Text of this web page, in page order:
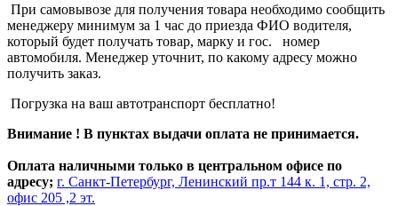
При самовывозе для получения товара необходимо сообщить
менеджеру минимум за 1 час до приезда ФИО водителя,
который будет получать товар, марку и гос. номер
автомобиля. Менеджер уточнит, по какому адресу можно
получить заказ.
Погрузка на ваш автотранспорт бесплатно!
Внимание ! В пунктах выдачи оплата не принимается.
Оплата наличными только в центральном офисе по
адресу; г. Санкт-Петербург, Ленинский пр.т 144 к. 1, стр. 2,
офис 205 ,2 эт.